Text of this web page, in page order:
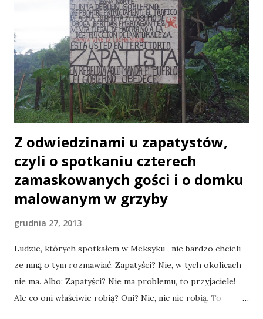
subiektywne, z drugiej zaś: wypróbowane tak podczas
obecnej wycieczki amerykańskiej , jak i w kilku innych
rowerowych podróżach po takich egzotycznych stronach
jak np. Roztocze (znacznie piękniejsze od tego pożal się
Boże Meksyku ). W skrócie: wielu się nie zgodzi, że z 25-
letnim rowerem w ogóle warto wychodzić z domu. A
okazuje się, że się da. Co więcej: niczego nam z takim
rowerem do szczęścia nie brakuje. W jeszcze większym sk...
Z odwiedzinami u zapatystów,
czyli o spotkaniu czterech
zamaskowanych gości i o domku
malowanym w grzyby
grudnia 27, 2013
Ludzie, których spotkałem w Meksyku , nie bardzo chcieli
ze mną o tym rozmawiać. Zapatyści? Nie, w tych okolicach
nie ma. Albo: Zapatyści? Nie ma problemu, to przyjaciele!
Ale co oni właściwie robią? Oni? Nie, nic nie robią. To